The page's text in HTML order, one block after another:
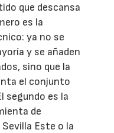
que descansa
es la
ya no se
y se añaden
sino que la
el conjunto
segundo es la
de
Este o la